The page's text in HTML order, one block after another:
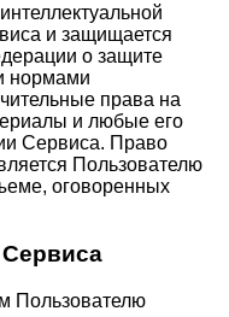
и защищается
о защите
нормами
права на
и любые его
Сервиса. Право
Пользователю
оговоренных
Пользователю